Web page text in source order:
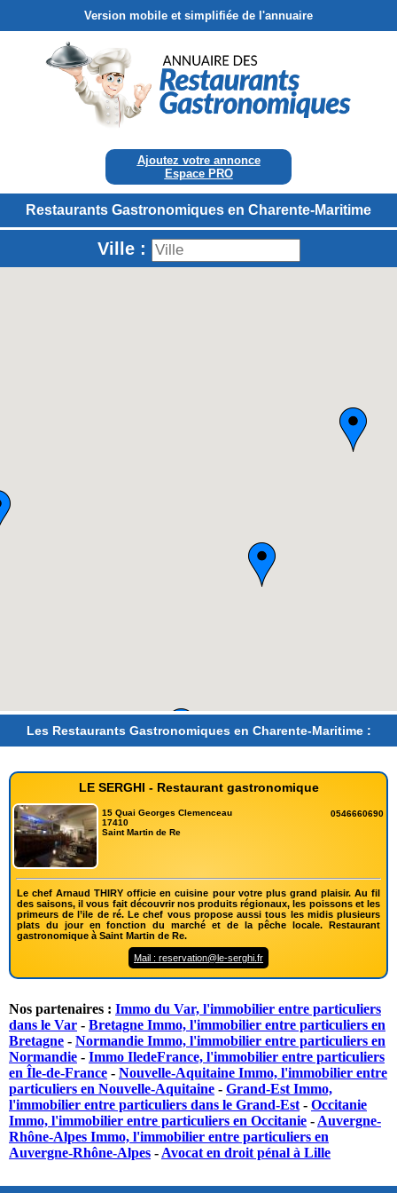
Version mobile et simplifiée de l'annuaire
Ajoutez votre annonce
Espace PRO
Restaurants Gastronomiques en Charente-Maritime
Ville :
Les Restaurants Gastronomiques en Charente-Maritime :
LE SERGHI - Restaurant gastronomique
15 Quai Georges Clemenceau
17410
Saint Martin de Re
0546660690
Le chef Arnaud THIRY officie en cuisine pour votre plus grand plaisir. Au fil
des saisons, il vous fait découvrir nos produits régionaux, les poissons et les
primeurs de l’ile de ré. Le chef vous propose aussi tous les midis plusieurs
plats du jour en fonction du marché et de la pêche locale. Restaurant
gastronomique à Saint Martin de Re.
Mail : reservation@le-serghi.fr
Nos partenaires : Immo du Var, l'immobilier entre particuliers
dans le Var - Bretagne Immo, l'immobilier entre particuliers en
Bretagne - Normandie Immo, l'immobilier entre particuliers en
Normandie - Immo IledeFrance, l'immobilier entre particuliers
en Île-de-France - Nouvelle-Aquitaine Immo, l'immobilier entre
particuliers en Nouvelle-Aquitaine - Grand-Est Immo,
l'immobilier entre particuliers dans le Grand-Est - Occitanie
Immo, l'immobilier entre particuliers en Occitanie - Auvergne-
Rhône-Alpes Immo, l'immobilier entre particuliers en
Auvergne-Rhône-Alpes - Avocat en droit pénal à Lille